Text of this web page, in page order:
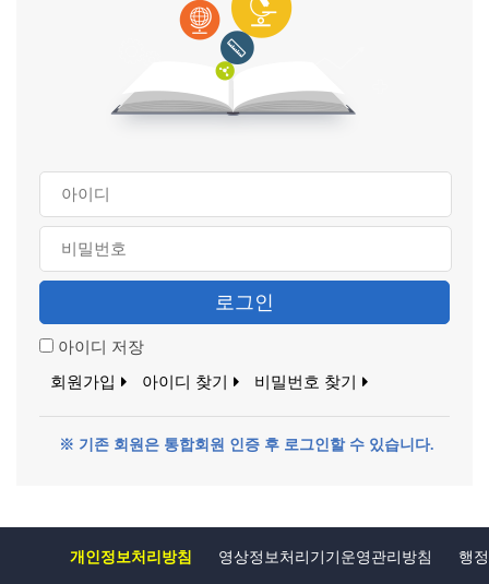
로그인
아이디 저장
회원가입
아이디 찾기 비밀번호 찾기
※ 기존 회원은 통합회원 인증 후 로그인할 수 있습니다.
개인정보처리방침 영상정보처리기기운영관리방침 행